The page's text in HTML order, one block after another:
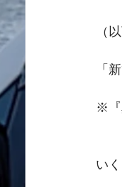
（
「
※『
い